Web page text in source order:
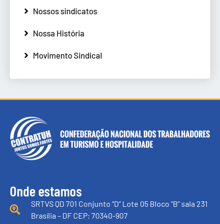
Nossos sindicatos
Nossa História
Movimento Sindical
Onde estamos
SRTVS QD 701 Conjunto “D” Lote 05 Bloco “B” sala 231
Brasília – DF CEP: 70340-907